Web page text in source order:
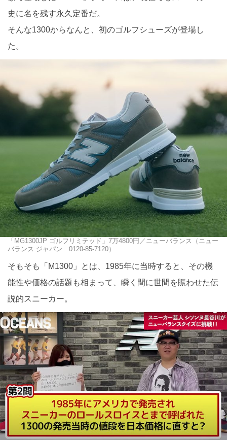
史に名を残す永久定番だ。
そんな1300からなんと、初のゴルフシューズが登場し
た。
「MG1300JP ゴルフリミテッド」7万4800円／ニューバランス（ニュー
バランス ジャパン 0120-85-7120）
そもそも「M1300」とは、1985年に当時すると、その機
能性や価格の話題も相まって、瞬く間に世間を賑わせた伝
説的スニーカー。